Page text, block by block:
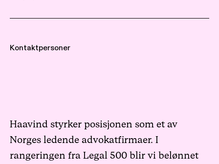
Kontaktpersoner
Haavind styrker posisjonen som et av
Norges ledende advokatfirmaer. I
rangeringen fra Legal 500 blir vi belønnet